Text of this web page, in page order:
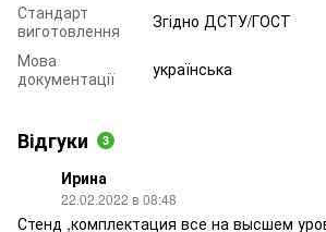
Стандарт
виготовлення
Згідно ДСТУ/ГОСТ
Мова
документації
українська
Відгуки 3
Ирина
22.02.2022 в 08:48
Стенд ,комплектация все на высшем